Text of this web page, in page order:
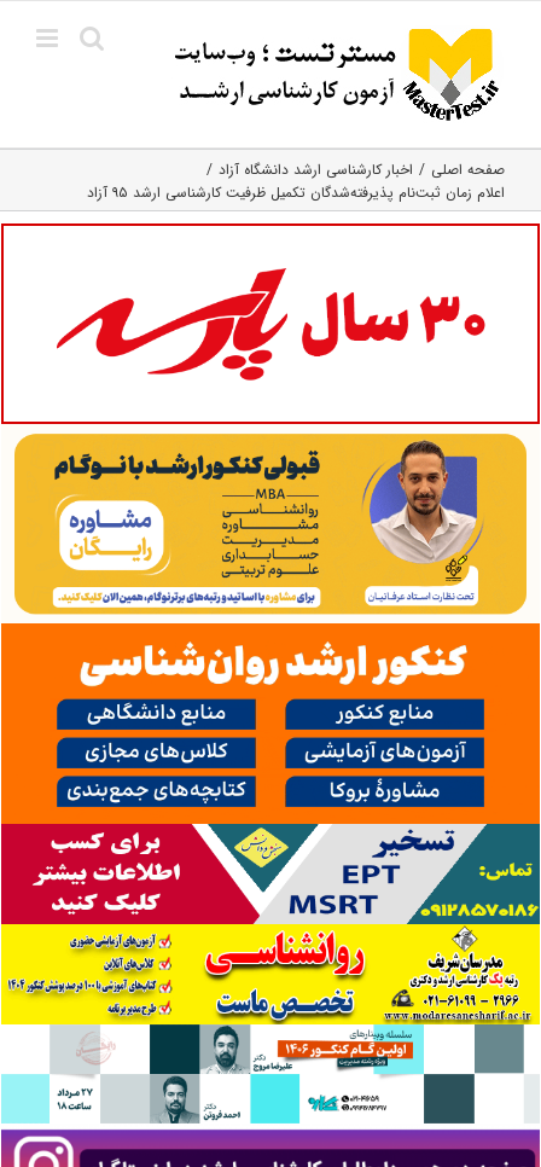
content
صفحه اصلی
اخبار کارشناسی ارشد دانشگاه آزاد
اعلام زمان ثبت‌نام پذیرفته‌شدگان تکمیل ظرفیت کارشناسی ارشد ۹۵ آزاد